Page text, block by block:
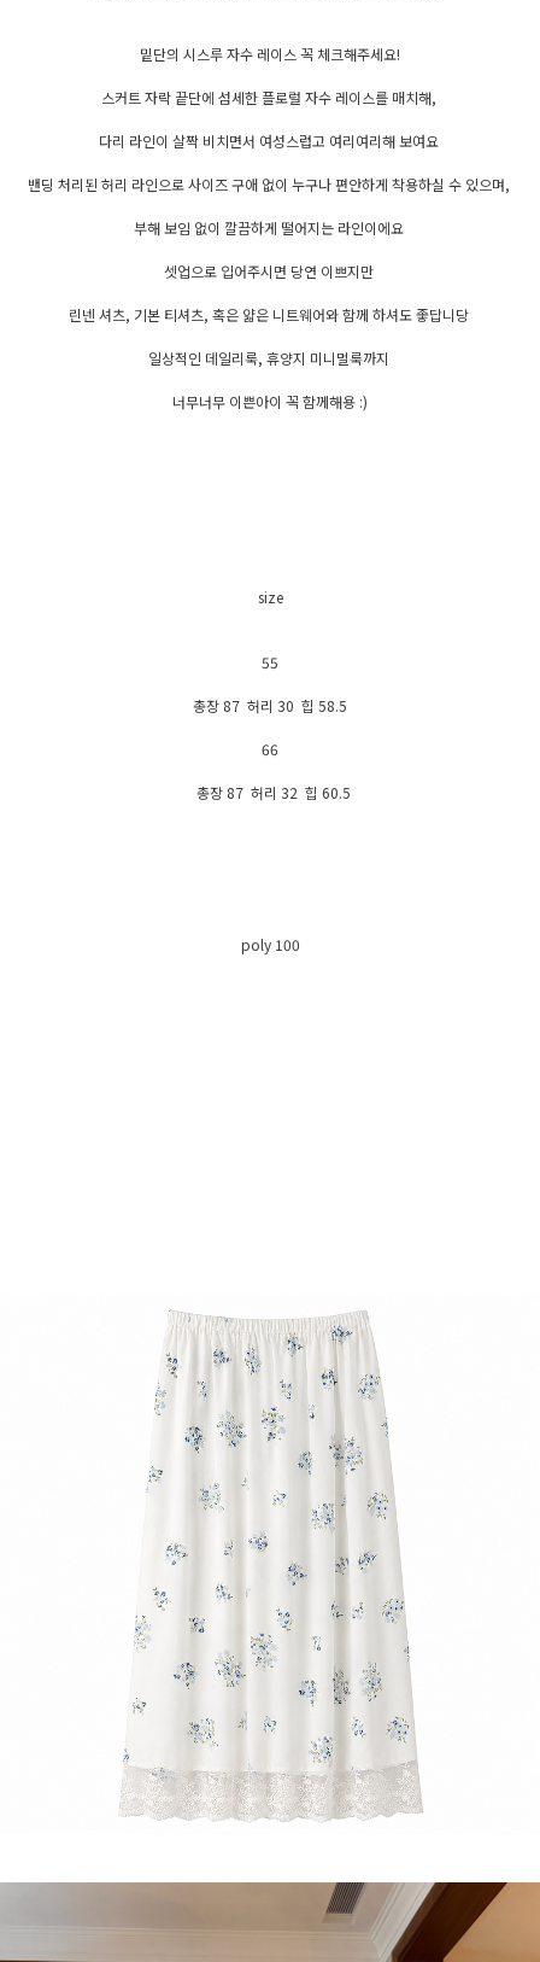
밑단의 시스루 자수 레이스 꼭 체크해주세요!
스커트 자락 끝단에 섬세한 플로럴 자수 레이스를 매치해,
다리 라인이 살짝 비치면서 여성스럽고 여리여리해 보여요
밴딩 처리된 허리 라인으로 사이즈 구애 없이 누구나 편안하게 착용하실 수 있으며,
부해 보임 없이 깔끔하게 떨어지는 라인이에요
셋업으로 입어주시면 당연 이쁘지만
린넨 셔츠, 기본 티셔츠, 혹은 얇은 니트웨어와 함께 하셔도 좋답니당
일상적인 데일리룩, 휴양지 미니멀룩까지
너무너무 이쁜아이 꼭 함께해용 :)
size
55
총장 87 허리 30 힙 58.5
66
총장 87 허리 32 힙 60.5
poly 100